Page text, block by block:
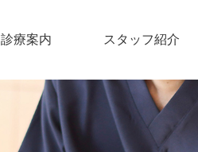
診療案内 スタッフ紹介